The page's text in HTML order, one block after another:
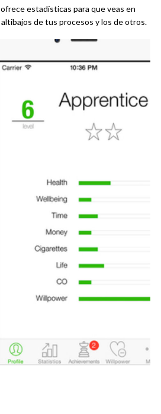
estadísticas para que veas en
de tus procesos y los de otros.